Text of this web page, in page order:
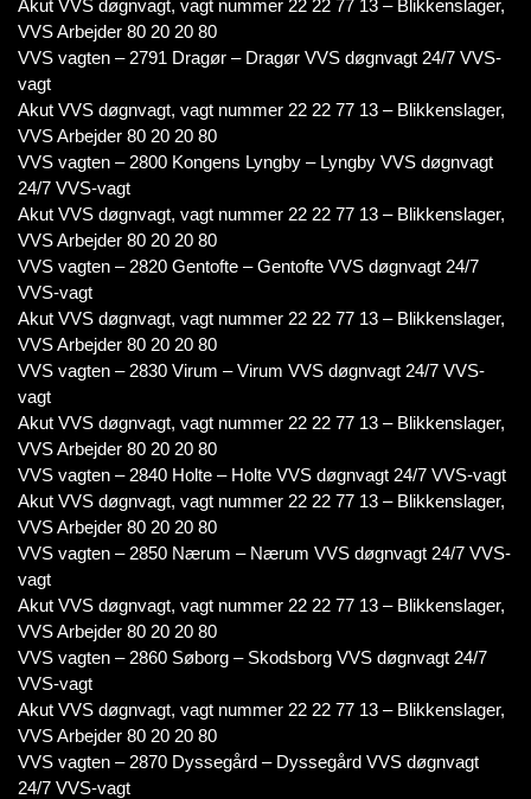
Akut VVS døgnvagt, vagt nummer 22 22 77 13 – Blikkenslager,
VVS Arbejder 80 20 20 80
VVS vagten – 2791 Dragør – Dragør VVS døgnvagt 24/7 VVS-
vagt
Akut VVS døgnvagt, vagt nummer 22 22 77 13 – Blikkenslager,
VVS Arbejder 80 20 20 80
VVS vagten – 2800 Kongens Lyngby – Lyngby VVS døgnvagt
24/7 VVS-vagt
Akut VVS døgnvagt, vagt nummer 22 22 77 13 – Blikkenslager,
VVS Arbejder 80 20 20 80
VVS vagten – 2820 Gentofte – Gentofte VVS døgnvagt 24/7
VVS-vagt
Akut VVS døgnvagt, vagt nummer 22 22 77 13 – Blikkenslager,
VVS Arbejder 80 20 20 80
VVS vagten – 2830 Virum – Virum VVS døgnvagt 24/7 VVS-
vagt
Akut VVS døgnvagt, vagt nummer 22 22 77 13 – Blikkenslager,
VVS Arbejder 80 20 20 80
VVS vagten – 2840 Holte – Holte VVS døgnvagt 24/7 VVS-vagt
Akut VVS døgnvagt, vagt nummer 22 22 77 13 – Blikkenslager,
VVS Arbejder 80 20 20 80
VVS vagten – 2850 Nærum – Nærum VVS døgnvagt 24/7 VVS-
vagt
Akut VVS døgnvagt, vagt nummer 22 22 77 13 – Blikkenslager,
VVS Arbejder 80 20 20 80
VVS vagten – 2860 Søborg – Skodsborg VVS døgnvagt 24/7
VVS-vagt
Akut VVS døgnvagt, vagt nummer 22 22 77 13 – Blikkenslager,
VVS Arbejder 80 20 20 80
VVS vagten – 2870 Dyssegård – Dyssegård VVS døgnvagt
24/7 VVS-vagt